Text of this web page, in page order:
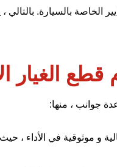
بالسيارة. بالتالي
قطع الغيار
جوانب ، منها:
و موثوقية في الأداء